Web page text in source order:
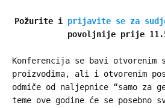
Požurite i prijavite se za
povoljnije prije
Konferencija se bavi otvorenim
proizvodima, ali i otvorenim
odmiče od naljepnice “samo za
teme ove godine će se posebno